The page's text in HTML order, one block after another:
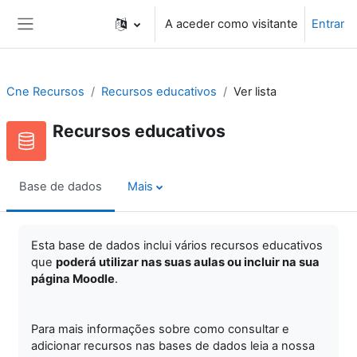
A aceder como visitante Entrar
Cne Recursos Recursos educativos Ver lista
Recursos educativos
Base de dados Mais
Esta base de dados inclui vários recursos educativos
que poderá utilizar nas suas aulas ou incluir na sua
página Moodle.
Para mais informações sobre como consultar e
adicionar recursos nas bases de dados leia a nossa